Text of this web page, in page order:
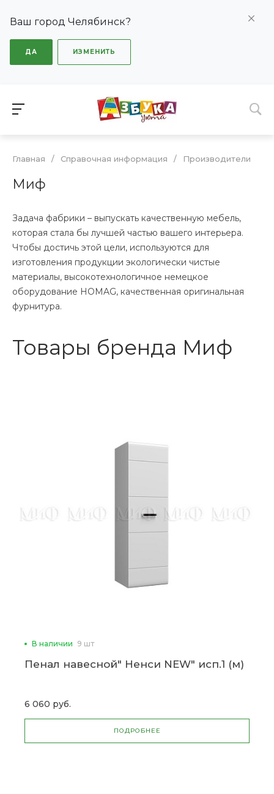
Ваш город Челябинск?
ДА ИЗМЕНИТЬ
Главная / Справочная информация / Производители
Миф
Задача фабрики – выпускать качественную мебель,
которая стала бы лучшей частью вашего интерьера.
Чтобы достичь этой цели, используются для
изготовления продукции экологически чистые
материалы, высокотехнологичное немецкое
оборудование HOMAG, качественная оригинальная
фурнитура.
Товары бренда Миф
В наличии 9 шт
Пенал навесной" Ненси NEW" исп.1 (м)
6 060 руб.
ПОДРОБНЕЕ